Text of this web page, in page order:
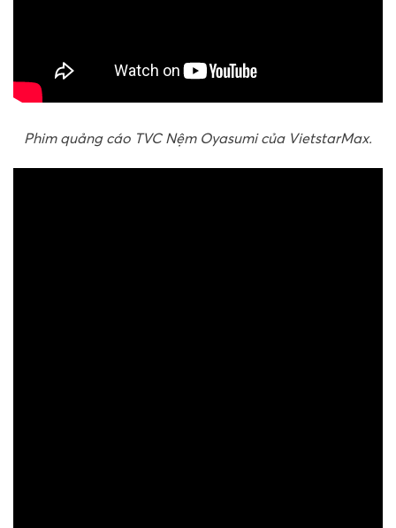
Phim quảng cáo TVC Nệm Oyasumi của VietstarMax.